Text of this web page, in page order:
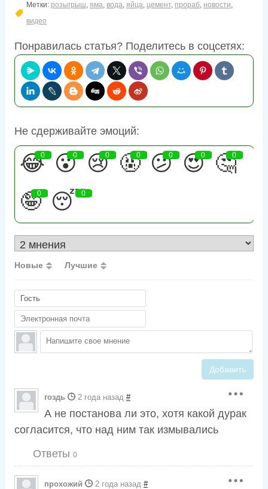
Метки: розыгрыш яма вода яйца цемент, прораб, новости
видео
Понравилась статья? Поделитесь в соцсетях:
Не сдерживайте эмоций:
😂
0 😮
0 😢
0 🤬
0 😕
0 😍
0 🤔
0
🤪
0 😴
0
Новые Лучшие
Добавить
гоздь 2 года назад #
А не постанова ли это, хотя какой дурак
согласится, что над ним так измывались
Ответы 0
прохожий 2 года назад #